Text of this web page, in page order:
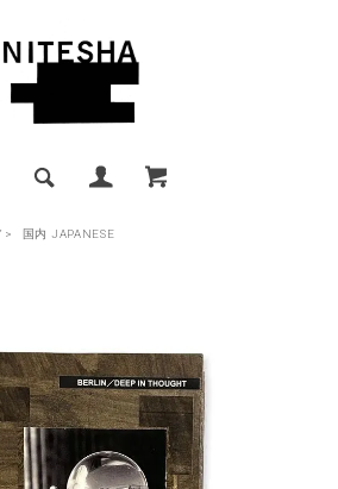
>
国内 JAPANESE